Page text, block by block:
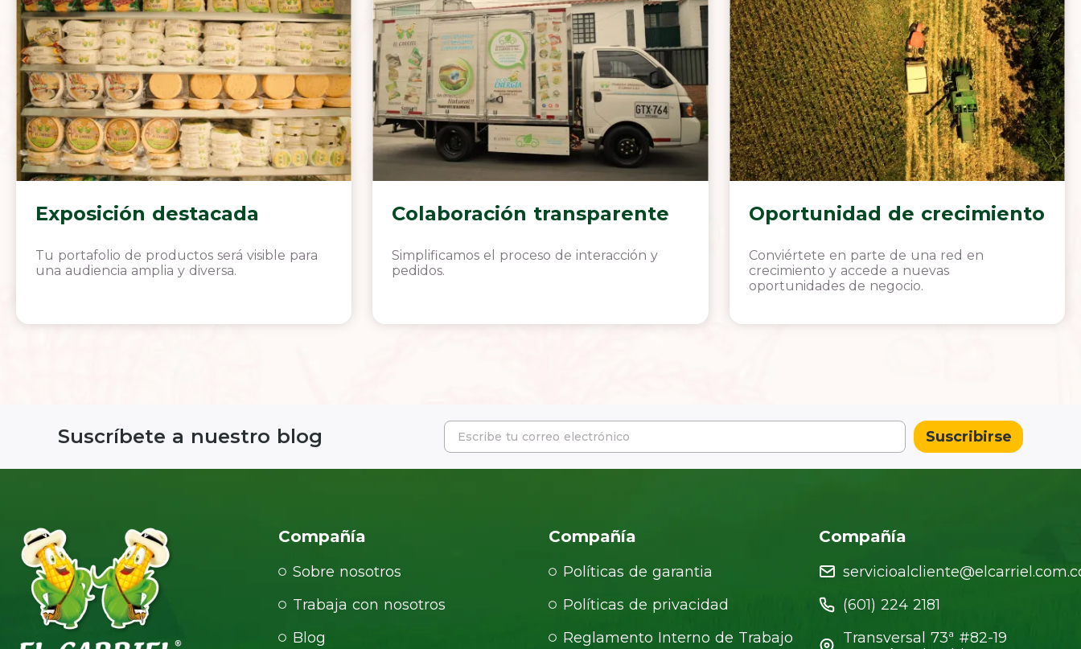
Exposición destacada
Tu portafolio de productos será visible para
una audiencia amplia y diversa.
Colaboración transparente
Simplificamos el proceso de interacción y
pedidos.
Oportunidad de crecimiento
Conviértete en parte de una red en
crecimiento y accede a nuevas
oportunidades de negocio.
Suscríbete a nuestro blog Suscribirse
Compañía
Sobre nosotros
Trabaja con nosotros
Blog
Compañía
Políticas de garantia
Políticas de privacidad
Reglamento Interno de Trabajo
Compañía
(601) 224 2181
Transversal 73ª #82-19